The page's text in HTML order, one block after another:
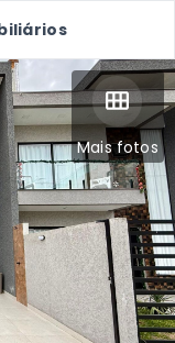
Mais fotos